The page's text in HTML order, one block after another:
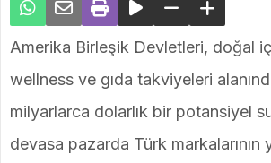
Amerika Birleşik Devletleri, doğal
wellness ve gıda takviyeleri
milyarlarca dolarlık bir potansiyel
devasa pazarda Türk markalarının